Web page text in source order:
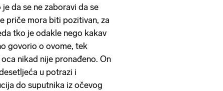
da se ne zaboravi da se
priče mora biti pozitivan, za
tko je odakle nego kakav
govorio o ovome, tek
nikad nije pronađeno. On
u potrazi i
do suputnika iz očevog